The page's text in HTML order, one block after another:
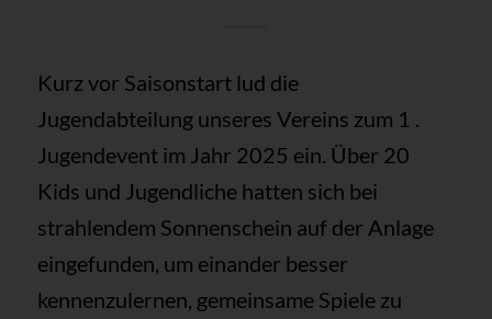
Kurz vor Saisonstart lud die
Jugendabteilung unseres Vereins zum 1 .
Jugendevent im Jahr 2025 ein. Über 20
Kids und Jugendliche hatten sich bei
strahlendem Sonnenschein auf der Anlage
eingefunden, um einander besser
kennenzulernen, gemeinsame Spiele zu